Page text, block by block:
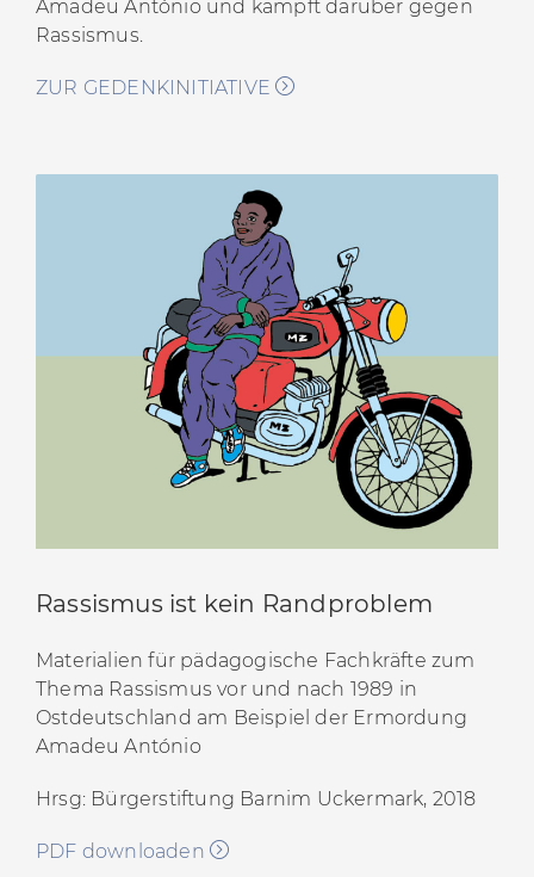
Amadeu António und kämpft darüber gegen
Rassismus.
ZUR GEDENKINITIATIVE
Rassismus ist kein Randproblem
Materialien für pädagogische Fachkräfte zum
Thema Rassismus vor und nach 1989 in
Ostdeutschland am Beispiel der Ermordung
Amadeu António
Hrsg: Bürgerstiftung Barnim Uckermark, 2018
PDF downloaden